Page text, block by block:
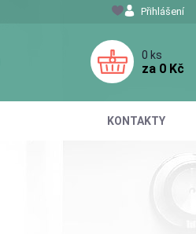
KONTAKTY
Přihlášení
0 ks
za 0 Kč